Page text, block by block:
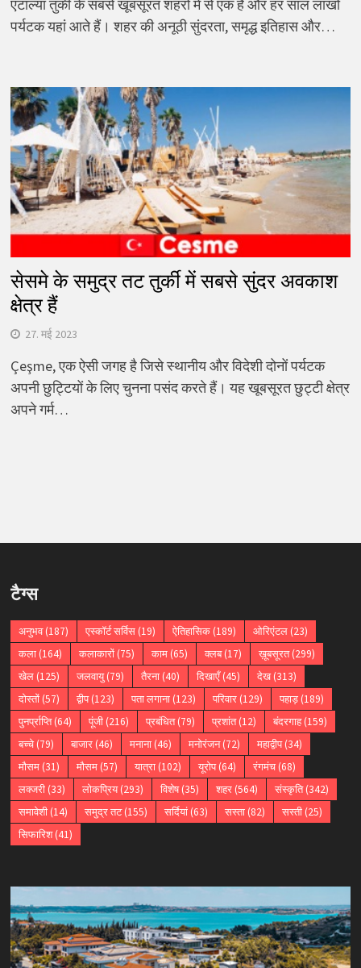
एंटाल्या तुर्की के सबसे खूबसूरत शहरों में से एक है और हर साल लाखों
पर्यटक यहां आते हैं। शहर की अनूठी सुंदरता, समृद्ध इतिहास और…
सेसमे के समुद्र तट तुर्की में सबसे सुंदर अवकाश
क्षेत्र हैं
27. मई 2023
Çeşme, एक ऐसी जगह है जिसे स्थानीय और विदेशी दोनों पर्यटक
अपनी छुट्टियों के लिए चुनना पसंद करते हैं। यह खूबसूरत छुट्टी क्षेत्र
अपने गर्म…
टैग्स
अनुभव(187) एस्कॉर्ट सर्विस(19) ऐतिहासिक(189) ओरिएंटल(23)
कला(164) कलाकारों(75) काम(65) क्लब(17) ख़ूबसूरत(299)
खेल(125) जलवायु(79) तैरना(40) दिखाएँ(45) देख(313)
दोस्तों(57) द्वीप(123) पता लगाना(123) परिवार(129) पहाड़(189)
पुनर्प्राप्ति(64) पूंजी(216) प्रबंधित(79) प्रशांत(12) बंदरगाह(159)
बच्चे(79) बाजार(46) मनाना(46) मनोरंजन(72) महाद्वीप(34)
मौसम(31) मौसम(57) यात्रा(102) यूरोप(64) रंगमंच(68)
लक्जरी(33) लोकप्रिय(293) विशेष(35) शहर(564) संस्कृति(342)
समावेशी(14) समुद्र तट(155) सर्दियां(63) सस्ता(82) सस्ती(25)
सिफारिश(41)